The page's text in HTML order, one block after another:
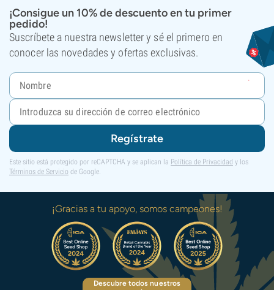
¡Consigue un 10% de descuento en tu primer
pedido!
Suscríbete a nuestra newsletter y sé el primero en
conocer las novedades y ofertas exclusivas.
Regístrate
Este sitio está protegido por reCAPTCHA y se aplican la Política de Privacidad y los
Términos de Servicio de Google.
¡Gracias a tu apoyo, somos campeones!
Descubre todos nuestros